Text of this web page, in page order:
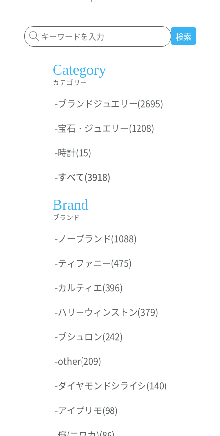
検索
Category
カテゴリー
-ブランドジュエリー(2695)
-宝石・ジュエリー(1208)
-時計(15)
-すべて(3918)
Brand
ブランド
-ノーブランド(1088)
-ティファニー(475)
-カルティエ(396)
-ハリーウィンストン(379)
-ブシュロン(242)
-other(209)
-ダイヤモンドシライシ(140)
-アイプリモ(98)